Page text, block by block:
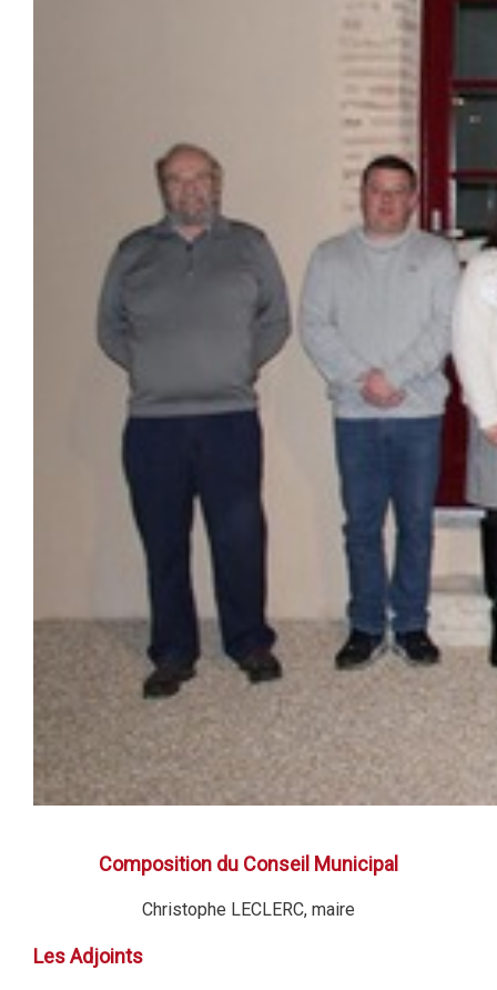
Composition du Conseil Municipal
Christophe LECLERC, maire
Les Adjoints